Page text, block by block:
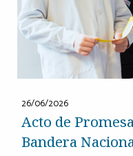
26/06/2026
Acto de
Bandera